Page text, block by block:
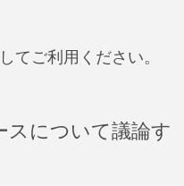
てご利用ください。
スについて議論す